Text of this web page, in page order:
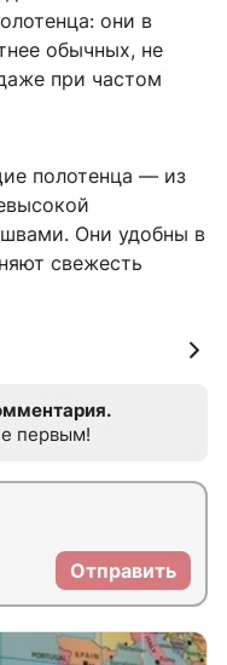
они в
обычных, не
при частом
полотенца — из
Они удобны в
свежесть
первым!
Отправить